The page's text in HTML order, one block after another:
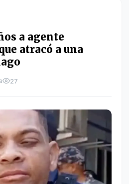
a agente
atracó a una
27